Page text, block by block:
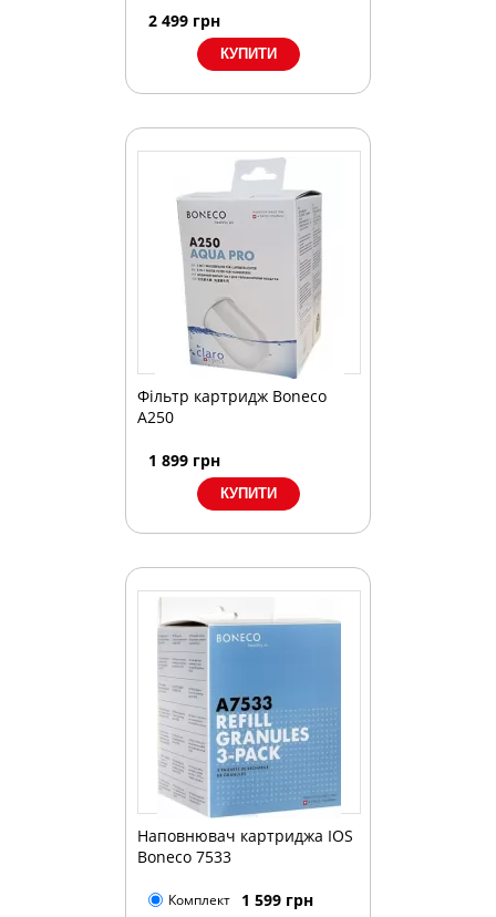
2 499 грн
Фільтр картридж Boneco
A250
1 899 грн
Наповнювач картриджа IOS
Boneco 7533
Комплект 1 599 грн